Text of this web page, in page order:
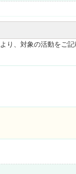
より、対象の活動をご